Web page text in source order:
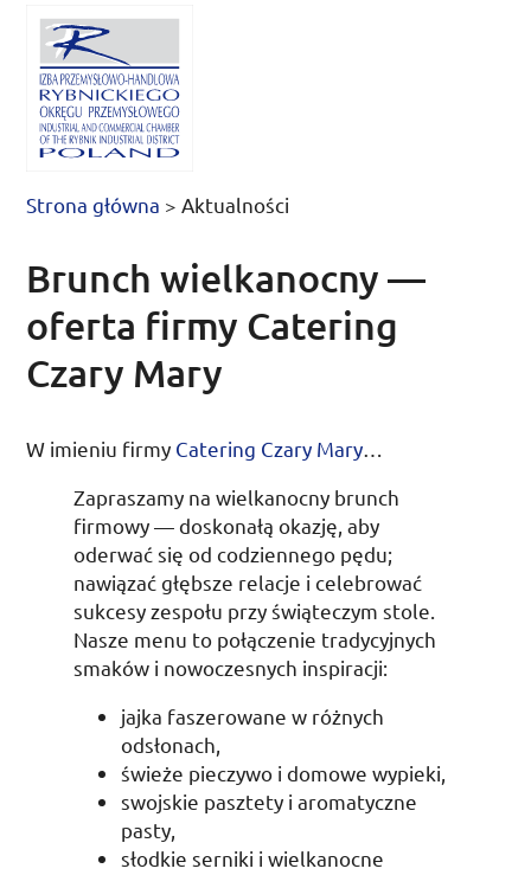
Strona główna > Aktualności
Brunch wielkanocny —
oferta firmy Catering
Czary Mary
W imieniu firmy Catering Czary Mary
Zapraszamy na wielkanocny brunch
firmowy — doskonałą okazję, aby
oderwać się od codziennego pędu;
nawiązać głębsze relacje i celebrować
sukcesy zespołu przy świąteczym stole.
Nasze menu to połączenie tradycyjnych
smaków i nowoczesnych inspiracji:
jajka faszerowane w różnych
odsłonach,
świeże pieczywo i domowe wypieki,
swojskie pasztety i aromatyczne
pasty,
słodkie serniki i wielkanocne